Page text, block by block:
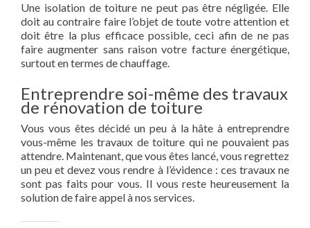
Une isolation de toiture ne peut pas être négligée. Elle
doit au contraire faire l’objet de toute votre attention et
doit être la plus efficace possible, ceci afin de ne pas
faire augmenter sans raison votre facture énergétique,
surtout en termes de chauffage.
Entreprendre soi-même des travaux
de rénovation de toiture
Vous vous êtes décidé un peu à la hâte à entreprendre
vous-même les travaux de toiture qui ne pouvaient pas
attendre. Maintenant, que vous êtes lancé, vous regrettez
un peu et devez vous rendre à l’évidence : ces travaux ne
sont pas faits pour vous. Il vous reste heureusement la
solution de faire appel à nos services.